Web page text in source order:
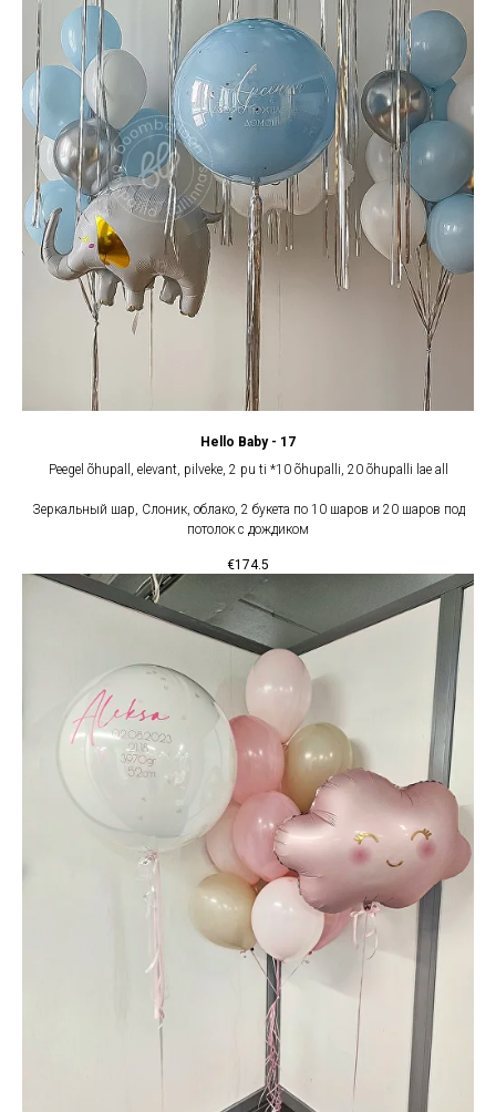
Hello Baby - 17
Peegel õhupall, elevant, pilveke, 2 pu ti *10 õhupalli, 20 õhupalli lae all
Зеркальный шар, Слоник, облако, 2 букета по 10 шаров и 20 шаров под
потолок с дождиком
€174.5